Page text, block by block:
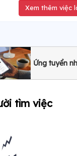
Xem thêm việc
Ứng tuyển
tìm việc